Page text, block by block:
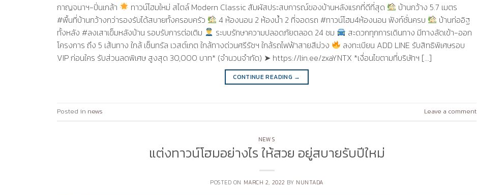
กาญจนาฯ-ปิ่นเกล้า ทาวน์โฮมใหม่ สไตล์ Modern Classic สัมผัสประสบการณ์ของบ้านหลังแรกที่ดีที่สุด
บ้านกว้าง 5.7 เมตร
#พื้นที่บ้านกว้างกว่ารองรับได้สบายทั้งครอบครัว
4 ห้องนอน 2 ห้องน้ำ 2 ที่จอดรถ #ทาวน์โฮม4ห้องนอน ฟังก์ชั่นครบ
บ้านก่ออิฐ
ทั้งหลัง #ลงเสาเข็มหลังบ้าน รอบรับการต่อเติม
ระบบรักษาความปลอดภัยตลอด 24 ชม
สะดวกทุกการเดินทาง มีทางลัดเข้า-ออก
โครงการ ถึง 5 เส้นทาง ใกล้ เซ็นทรัล เวสต์เกต ใกล้ทางด่วนศรีรัชฯ ใกล้รถไฟฟ้าสายสีม่วง
ลงทะเบียน ADD LINE รับสิทธิพิเศษรอบ
VIP ก่อนใคร รับส่วนลดพิเศษ สูงสุด 30,000 บาท* (จำนวนจำกัด) ➤ https://lin.ee/zxaYNTX *เงื่อนไขตามที่บริษัทฯ […]
CONTINUE READING →
Posted in news Leave a comment
NEWS
แต่งทาวน์โฮมอย่างไร ให้สวย อยู่สบายรับปีใหม่
POSTED ON MARCH 2, 2022 BY NUNTADA